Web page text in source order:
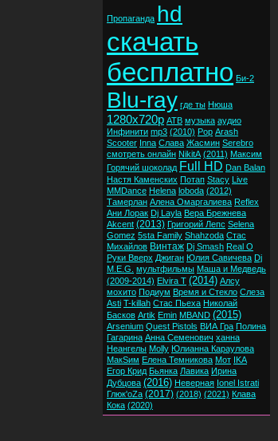
Пропаганда hd
скачать
бесплатно Би-2
Blu-ray где ты Нюша
1280x720p ATB музыка аудио
Инфинити mp3 (2010) Pop Arash
Scooter Inna Слава Жасмин Serebro
смотреть онлайн NikitA (2011) Максим
Горячий шоколад Full HD Dan Balan
Настя Каменских Потап Stacy Live
MMDance Helena loboda (2012)
Тамерлан Алена Омаргалиева Reflex
Ани Лорак Dj Layla Вера Брежнева
Akcent (2013) Григорий Лепс Selena
Gomez 5sta Family Shahzoda Стас
Михайлов Винтаж Dj Smash Real O
Руки Вверх Джиган Юлия Савичева Dj
M.E.G. мультфильмы Маша и Медведь
(2009-2014) Elvira T (2014) Алсу
мохито Подиум Время и Стекло Слеза
Asti T-killah Стас Пьеха Николай
Басков Artik Emin MBAND (2015)
Arsenium Quest Pistols ВИА Гра Полина
Гагарина Анна Семенович ханна
Неангелы Molly Юлианна Караулова
МакSим Елена Темникова Мот IKA
Егор Крид Бьянка Лавика Ирина
Дубцова (2016) Неверная Ionel Istrati
Глюк'oZa (2017) (2018) (2021) Клава
Кока (2020)